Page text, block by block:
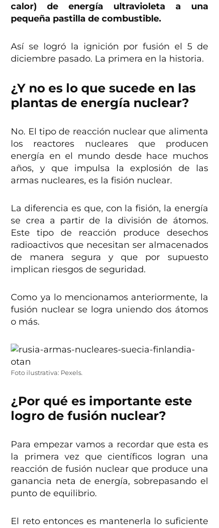
calor) de energía ultravioleta a una
pequeña pastilla de combustible.
Así se logró la ignición por fusión el 5 de
diciembre pasado. La primera en la historia.
¿Y no es lo que sucede en las
plantas de energía nuclear?
No. El tipo de reacción nuclear que alimenta
los reactores nucleares que producen
energía en el mundo desde hace muchos
años, y que impulsa la explosión de las
armas nucleares, es la fisión nuclear.
La diferencia es que, con la fisión, la energía
se crea a partir de la división de átomos.
Este tipo de reacción produce desechos
radioactivos que necesitan ser almacenados
de manera segura y que por supuesto
implican riesgos de seguridad.
Como ya lo mencionamos anteriormente, la
fusión nuclear se logra uniendo dos átomos
o más.
Foto ilustrativa: Pexels.
¿Por qué es importante este
logro de fusión nuclear?
Para empezar vamos a recordar que esta es
la primera vez que científicos logran una
reacción de fusión nuclear que produce una
ganancia neta de energía, sobrepasando el
punto de equilibrio.
El reto entonces es mantenerla lo suficiente